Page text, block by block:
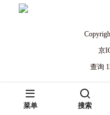
京
查询
菜单 搜索